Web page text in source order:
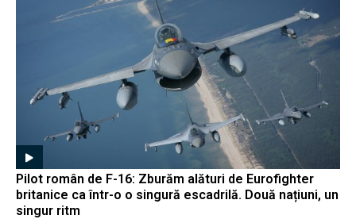
Pilot român de F-16: Zburăm alături de Eurofighter
britanice ca într-o o singură escadrilă. Două națiuni, un
singur ritm